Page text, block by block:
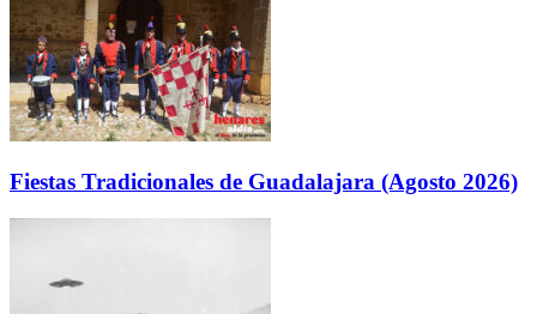
Fiestas Tradicionales de Guadalajara (Agosto 2026)